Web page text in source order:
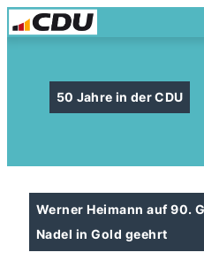
50 Jahre in der CDU
Werner Heimann auf 90.
Nadel in Gold geehrt